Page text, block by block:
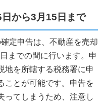
から3月15日まで
定申告は、不動産を売却
までの間に行います。申
地を所轄する税務署に申
ことが可能です。申告を
ってしまうため、注意し